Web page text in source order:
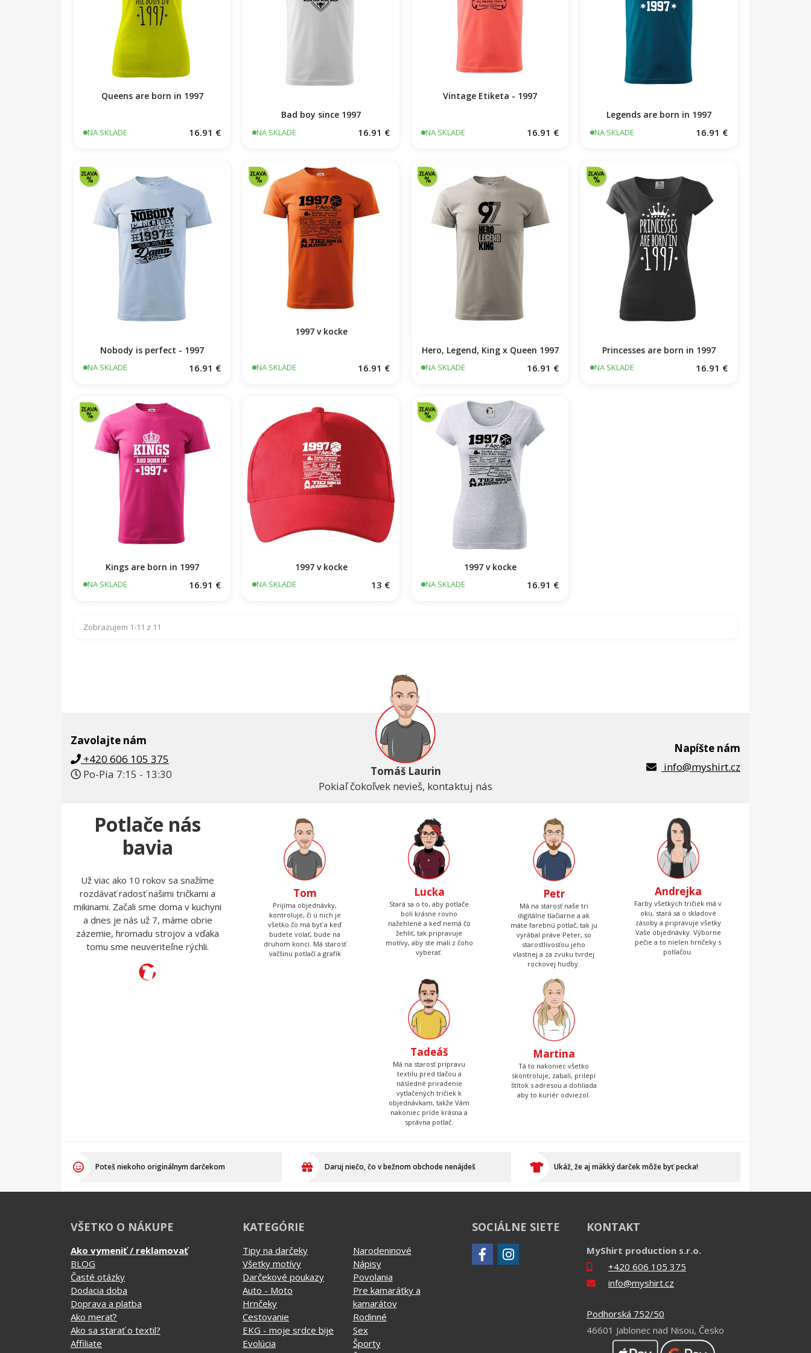
Queens are born in 1997
NA SKLADE 16.91 €
Bad boy since 1997
NA SKLADE 16.91 €
Vintage Etiketa - 1997
NA SKLADE 16.91 €
Legends are born in 1997
NA SKLADE 16.91 €
Nobody is perfect - 1997
NA SKLADE 16.91 €
1997 v kocke
NA SKLADE 16.91 €
Hero, Legend, King x Queen 1997
NA SKLADE 16.91 €
Princesses are born in 1997
NA SKLADE 16.91 €
Kings are born in 1997
NA SKLADE 16.91 €
1997 v kocke
NA SKLADE 13 €
1997 v kocke
NA SKLADE 16.91 €
Zobrazujem 1-11 z 11
Zavolajte nám
+420 606 105 375
Po-Pia 7:15 - 13:30
Tomáš Laurin
Pokiaľ čokoľvek nevieš, kontaktuj nás
Napíšte nám
info@myshirt.cz
Potlače nás
bavia
Už viac ako 10 rokov sa snažíme
rozdávať radosť našimi tričkami a
mikinami. Začali sme doma v kuchyni
a dnes je nás už 7, máme obrie
zázemie, hromadu strojov a vďaka
tomu sme neuveriteľne rýchli.
Tom
Prijíma objednávky,
kontroluje, či u nich je
všetko čo má byť a keď
budete volať, bude na
druhom konci. Má starosť
väčšinu potlačí a grafík
Lucka
Stará sa o to, aby potlače
boli krásne rovno
nažehlené a keď nemá čo
žehliť, tak pripravuje
motívy, aby ste mali z čoho
vyberať.
Petr
Má na starosť naše tri
digitálne tlačiarne a ak
máte farebnú potlač, tak ju
vyrábal práve Peter, so
starostlivosťou jeho
vlastnej a za zvuku tvrdej
rockovej hudby.
Andrejka
Farby všetkých tričiek má v
oku, stará sa o skladové
zásoby a pripravuje všetky
Vaše objednávky. Výborne
pečie a to nielen hrnčeky s
potlačou.
Tadeáš
Má na starosť prípravu
textilu pred tlačou a
následné priradenie
vytlačených tričiek k
objednávkam, takže Vám
nakoniec príde krásna a
správna potlač.
Martina
Tá to nakoniec všetko
skontroluje, zabalí, prilepí
štítok s adresou a dohliada
aby to kuriér odviezol.
Poteš niekoho originálnym darčekom Daruj niečo, čo v bežnom obchode nenájdeš Ukáž, že aj mäkký darček môže byť pecka!
VŠETKO O NÁKUPE
Ako vymeniť / reklamovať
BLOG
Časté otázky
Dodacia doba
Doprava a platba
Ako merať?
Ako sa starať o textil?
Affiliate
KATEGÓRIE
Tipy na darčeky
Všetky motívy
Darčekové poukazy
Auto - Moto
Hrnčeky
Cestovanie
EKG - moje srdce bije
Evolúcia
Narodeninové
Nápisy
Povolania
Pre kamarátky a
kamarátov
Rodinné
Sex
Športy
SOCIÁLNE SIETE KONTAKT
MyShirt production s.r.o.
+420 606 105 375
info@myshirt.cz
Podhorská 752/50
46601 Jablonec nad Nisou, Česko